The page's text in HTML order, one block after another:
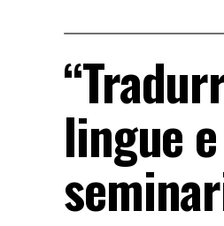
lingue